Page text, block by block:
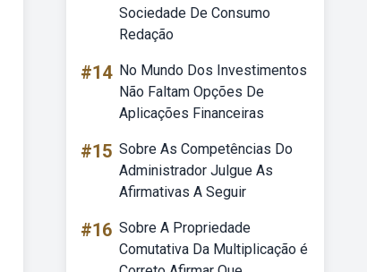
Sociedade De Consumo
Redação
#14 No Mundo Dos Investimentos
Não Faltam Opções De
Aplicações Financeiras
#15 Sobre As Competências Do
Administrador Julgue As
Afirmativas A Seguir
#16 Sobre A Propriedade
Comutativa Da Multiplicação é